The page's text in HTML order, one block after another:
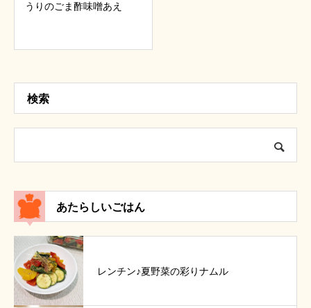
うりのごま酢味噌あえ
検索
あたらしいごはん
レンチン♪夏野菜の彩りナムル